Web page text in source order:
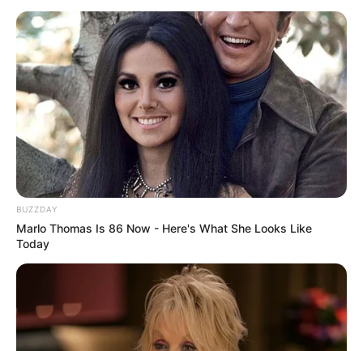
Erlebnis-Meerwasser-Brandungsbad Grömitzer
Welle - Unabhängig vom Wetter, kann man im
Ostseebad Grömitz das ganze Jahr über Badespaß
erleben. Weitere Informationen mit der
Internetsuche:Grömitzer Welle
Trampolinpark, Indoorspielplatz - Erlebe im
EASYJUMP, dem ersten und einzigen Indoor
Trampolinpark an der Ostsee eine vollkommen neue
Art der Unterhaltung. Egal ob OpenJump Area,
Dodgeball,Air Soccer, BagJump, VR Zone oder
Tarzan Swing... Hier kannst du bei mehr als 14
actionreichen Attraktionen dem Alltag trotzen und
begibst dich in die Welt der Glücksgefühle - egal bei
welchem Wetter... Du möchtest bei gutem Wetter
lieber draußen sein? Kein Problem, denn als
deutschlandweit erste und einzige Cabrio-
BUZZDAY
Marlo Thomas Is 86 Now - Here's What She Looks Like
Today